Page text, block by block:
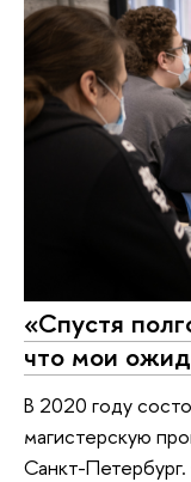
«Спустя
что мои
В 2020 году
магистерскую
Санкт-